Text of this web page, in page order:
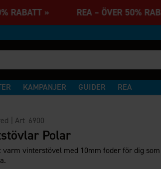
RABATT » REA – ÖVER
KAMPANJER GUIDER REA
| Art 6900
Polar
varm vinterstövel med 10mm foder för dig